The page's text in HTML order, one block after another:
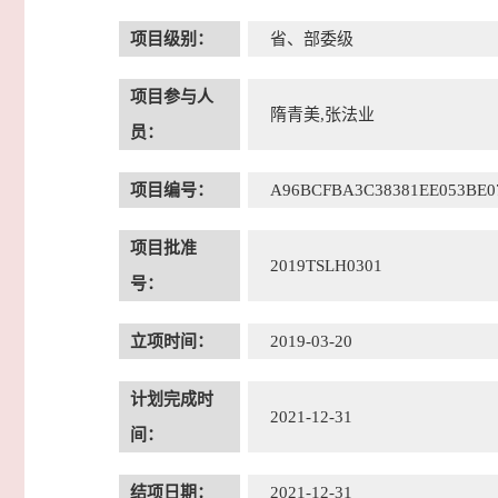
项目级别： 省、部委级
项目参与人
员：
隋青美,张法业
项目编号：
项目批准
号：
2019TSLH0301
立项时间： 2019-03-20
计划完成时
间：
2021-12-31
结项日期： 2021-12-31